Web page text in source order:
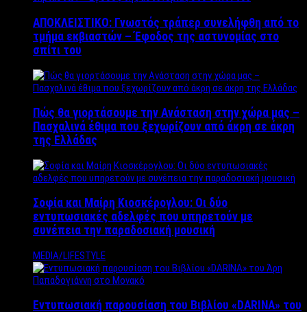
ΑΠΟΚΛΕΙΣΤΙΚΟ: Γνωστός τράπερ συνελήφθη από το
τμήμα εκβιαστών – Έφοδος της αστυνομίας στο
σπίτι του
Πώς θα γιορτάσουμε την Ανάσταση στην χώρα μας –
Πασχαλινά έθιμα που ξεχωρίζουν από άκρη σε άκρη
της Ελλάδας
Σοφία και Μαίρη Κιοσκέρογλου: Οι δύο
εντυπωσιακές αδελφές που υπηρετούν με
συνέπεια την παραδοσιακή μουσική
MEDIA/LIFESTYLE
Εντυπωσιακή παρουσίαση του Βιβλίου «DARINA» του